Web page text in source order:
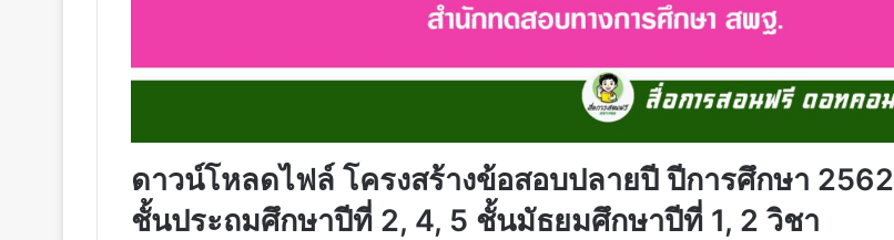
ดาวน์โหลดไฟล์ โครงสร้างข้อสอบปลายปี ปีการศึกษา 2562
ชั้นประถมศึกษาปีที่ 2, 4, 5 ชั้นมัธยมศึกษาปีที่ 1, 2 วิชา